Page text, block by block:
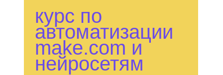
курс по
автоматизации
make.com и
нейросетям